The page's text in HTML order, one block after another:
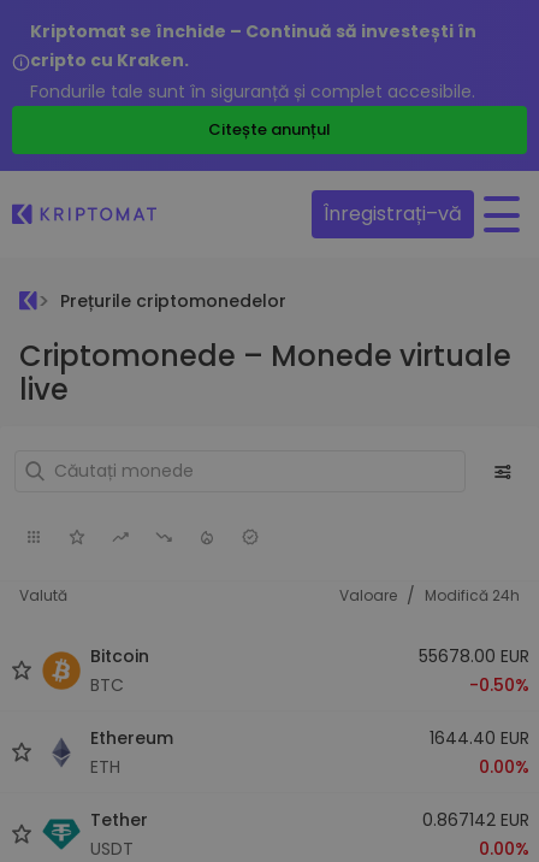
Kriptomat se închide – Continuă să investești în
cripto cu Kraken.
Fondurile tale sunt în siguranță și complet accesibile.
Citește anunțul
Înregistrați–vă
Prețurile criptomonedelor
Criptomonede – Monede virtuale
live
Valută Valoare / Modifică 24h
Bitcoin
BTC
55678.00 EUR
-0.50%
Ethereum
ETH
1644.40 EUR
0.00%
Tether
USDT
0.867142 EUR
0.00%